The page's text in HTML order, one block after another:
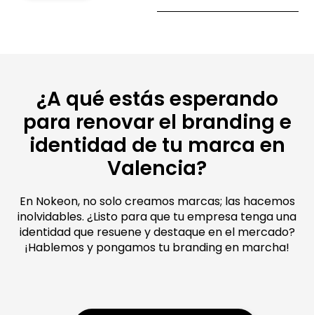
¿A qué estás esperando
para renovar el branding e
identidad de tu marca en
Valencia?
En Nokeon, no solo creamos marcas; las hacemos
inolvidables. ¿Listo para que tu empresa tenga una
identidad que resuene y destaque en el mercado?
¡Hablemos y pongamos tu branding en marcha!